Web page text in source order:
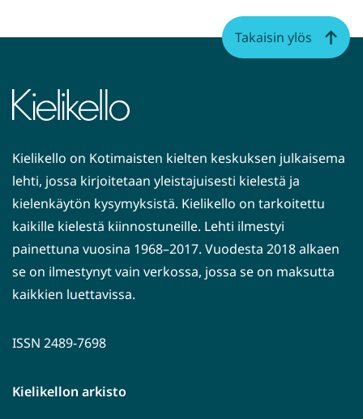
Kielikello on Kotimaisten kielten keskuksen julkaisema
lehti, jossa kirjoitetaan yleistajuisesti kielestä ja
kielenkäytön kysymyksistä. Kielikello on tarkoitettu
kaikille kielestä kiinnostuneille. Lehti ilmestyi
painettuna vuosina 1968–2017. Vuodesta 2018 alkaen
se on ilmestynyt vain verkossa, jossa se on maksutta
kaikkien luettavissa.
ISSN 2489-7698
Kielikellon arkisto
Takaisin ylös